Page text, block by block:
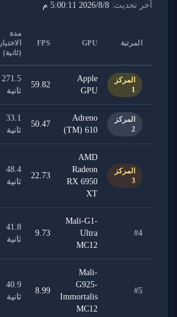
آخر تحديث: 8‏/8‏/2026 5:00:11 م
المرتبة GPU
FPS
مدة
الاختبار
(ثانية)
المركز
1
Apple
GPU
59.82
271.5
ثانية
المركز
2
Adreno
(TM) 610
50.47
33.1
ثانية
المركز
3
AMD
Radeon
RX 6950
XT
22.73
48.4
ثانية
#4
Mali-G1-
Ultra
MC12
9.73
41.8
ثانية
#5
Mali-
G925-
Immortalis
MC12
8.99
40.9
ثانية